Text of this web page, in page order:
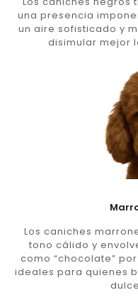
una presencia
un aire sofisticado y
disimular mejor
Los caniches
tono cálido y
como “chocolate”
ideales para quienes